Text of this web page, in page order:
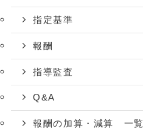
指定基準
報酬
指導監査
Q&A
報酬の加算・減算 一覧